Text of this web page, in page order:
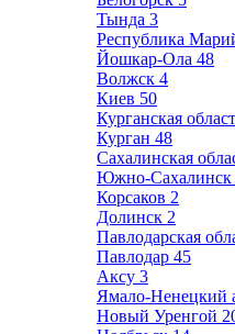
Тында 3
Республика
Йошкар-Ола 48
Волжск 4
Киев 50
Курганская
Курган 48
Сахалинская
Южно-Сахалинск
Корсаков 2
Долинск 2
Павлодарская
Павлодар 45
Аксу 3
Ямало-Ненецкий
Новый Уренгой